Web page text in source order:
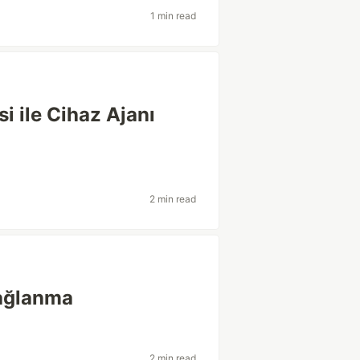
1 min read
ile Cihaz Ajanı
2 min read
2 min read